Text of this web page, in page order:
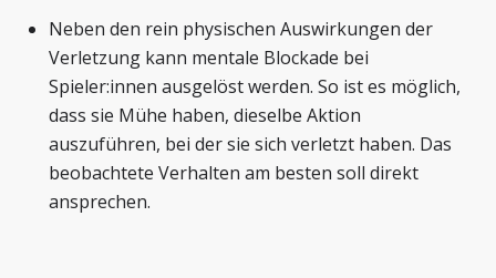
Neben den rein physischen Auswirkungen der
Verletzung kann mentale Blockade bei
Spieler:innen ausgelöst werden. So ist es möglich,
dass sie Mühe haben, dieselbe Aktion
auszuführen, bei der sie sich verletzt haben. Das
beobachtete Verhalten am besten soll direkt
ansprechen.